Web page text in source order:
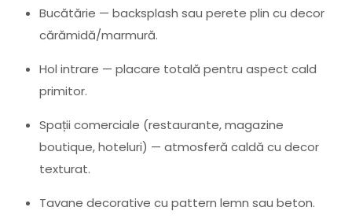
Bucătărie — backsplash sau perete plin cu decor
cărămidă/marmură.
Hol intrare — placare totală pentru aspect cald
primitor.
Spații comerciale (restaurante, magazine
boutique, hoteluri) — atmosferă caldă cu decor
texturat.
Tavane decorative cu pattern lemn sau beton.